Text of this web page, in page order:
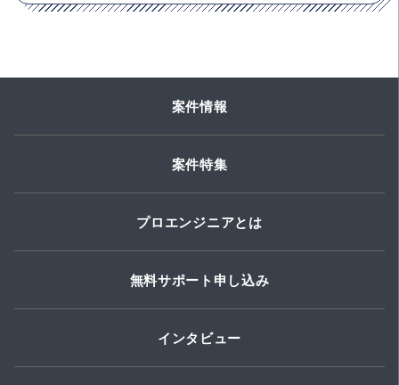
案件情報
案件特集
プロエンジニアとは
無料サポート申し込み
インタビュー